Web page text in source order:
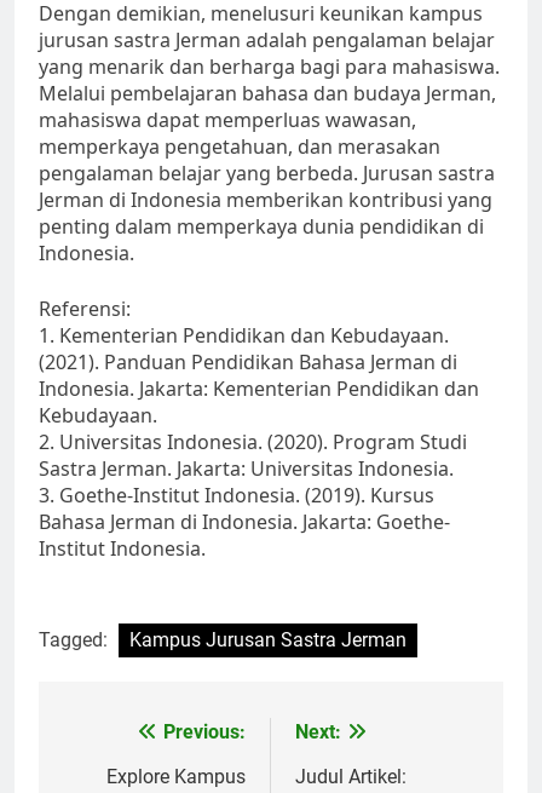
Dengan demikian, menelusuri keunikan kampus
jurusan sastra Jerman adalah pengalaman belajar
yang menarik dan berharga bagi para mahasiswa.
Melalui pembelajaran bahasa dan budaya Jerman,
mahasiswa dapat memperluas wawasan,
memperkaya pengetahuan, dan merasakan
pengalaman belajar yang berbeda. Jurusan sastra
Jerman di Indonesia memberikan kontribusi yang
penting dalam memperkaya dunia pendidikan di
Indonesia.
Referensi:
1. Kementerian Pendidikan dan Kebudayaan.
(2021). Panduan Pendidikan Bahasa Jerman di
Indonesia. Jakarta: Kementerian Pendidikan dan
Kebudayaan.
2. Universitas Indonesia. (2020). Program Studi
Sastra Jerman. Jakarta: Universitas Indonesia.
3. Goethe-Institut Indonesia. (2019). Kursus
Bahasa Jerman di Indonesia. Jakarta: Goethe-
Institut Indonesia.
Tagged: Kampus Jurusan Sastra Jerman
navigation
Previous:
Explore Kampus
Next:
Judul Artikel: